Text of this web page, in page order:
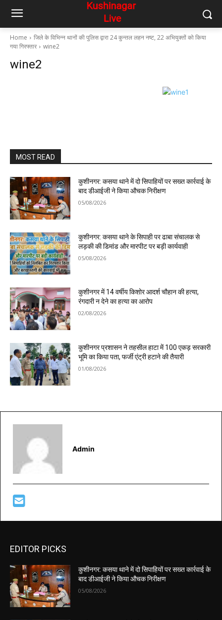
Home
जिले के विभिन्न थानों की पुलिस द्वारा 24 कुन्तल लहन नष्ट, 22 अभियुक्तों को किया
गया गिरफ्तार
wine2
wine2
MOST READ
कुशीनगर: कसया थाने में दो सिपाहियों पर सख्त कार्रवाई के
बाद डीआईजी ने किया औचक निरीक्षण
05/08/2026
कुशीनगर: कसया थाने के सिपाही पर ढाबा संचालक से
लड़की की डिमांड और मारपीट पर बड़ी कार्यवाही
05/08/2026
कुशीनगर में 14 वर्षीय किशोर आदर्श चौहान की हत्या,
रंगदारी न देने का हत्या का आरोप
02/08/2026
कुशीनगर प्रशासन ने तहसील हाटा में 100 एकड़ सरकारी
भूमि का किया पता, फर्जी एंट्री हटाने की तैयारी
01/08/2026
Admin
EDITOR PICKS
कुशीनगर: कसया थाने में दो सिपाहियों पर सख्त कार्रवाई के
बाद डीआईजी ने किया औचक निरीक्षण
05/08/2026